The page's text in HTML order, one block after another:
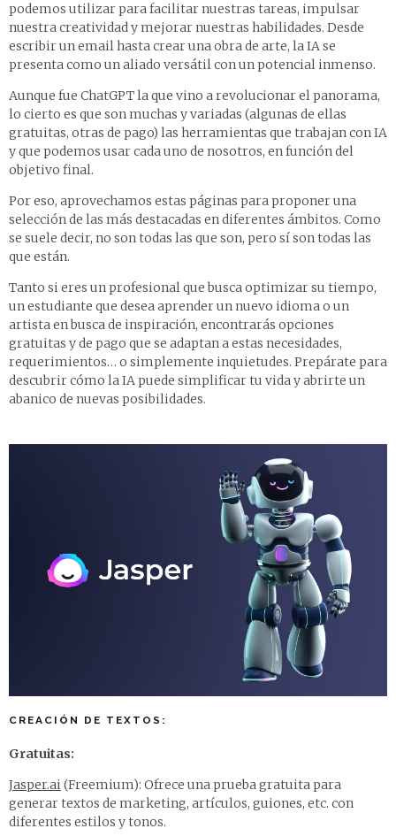
podemos utilizar para facilitar nuestras tareas, impulsar
nuestra creatividad y mejorar nuestras habilidades. Desde
escribir un email hasta crear una obra de arte, la IA se
presenta como un aliado versátil con un potencial inmenso.
Aunque fue ChatGPT la que vino a revolucionar el panorama,
lo cierto es que son muchas y variadas (algunas de ellas
gratuitas, otras de pago) las herramientas que trabajan con IA
y que podemos usar cada uno de nosotros, en función del
objetivo final.
Por eso, aprovechamos estas páginas para proponer una
selección de las más destacadas en diferentes ámbitos. Como
se suele decir, no son todas las que son, pero sí son todas las
que están.
Tanto si eres un profesional que busca optimizar su tiempo,
un estudiante que desea aprender un nuevo idioma o un
artista en busca de inspiración, encontrarás opciones
gratuitas y de pago que se adaptan a estas necesidades,
requerimientos… o simplemente inquietudes. Prepárate para
descubrir cómo la IA puede simplificar tu vida y abrirte un
abanico de nuevas posibilidades.
CREACIÓN DE TEXTOS:
Gratuitas:
Jasper.ai(Freemium): Ofrece una prueba gratuita para
generar textos de marketing, artículos, guiones, etc. con
diferentes estilos y tonos.